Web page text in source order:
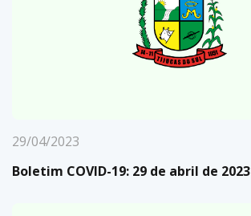
29/04/2023
Boletim COVID-19: 29 de abril de 2023